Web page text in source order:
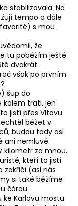
stabilizovala. Na
tempo a dále
s mou
že
tu poběžím ještě
dvakrát.
však po prvním
šup do
kolem trati, jen
jistí přes Vltavu
běžet v
budou tady asi
ani nemluvě.
kilometr za mnou.
kteří to jistí
zakřičí (asi nás
si také běžíme
čárou.
Karlovu mostu.